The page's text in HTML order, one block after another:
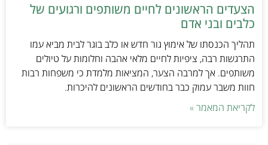
הצעדים הראשונים לחיים משותפים ורגועים של
כלבים ובני אדם
תהליך הכנסתו של אימוץ גור חדש או כלב בוגר לבית מביא עמו
התרגשות רבה, ציפיות לחיים מלאי אהבה וחלומות על טיולים
משותפים. אך למרבה הצער, המציאות מלמדת כי משפחות רבות
חוות משבר עמוק כבר בחודשים הראשונים להיכרות.
לקריאת המאמר »